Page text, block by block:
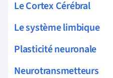
Le Cortex Cérébral
Le système limbique
Plasticité neuronale
Neurotransmetteurs